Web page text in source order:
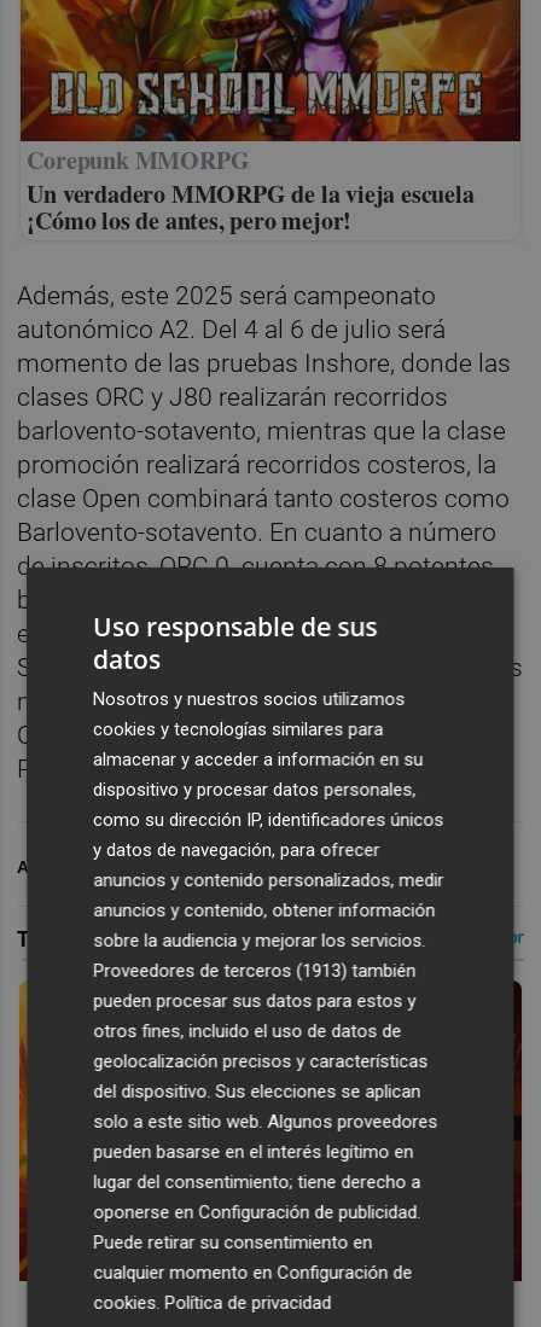
Corepunk MMORPG
Un verdadero MMORPG de la vieja escuela
¡Cómo los de antes, pero mejor!
Además, este 2025 será campeonato
autonómico A2. Del 4 al 6 de julio será
momento de las pruebas Inshore, donde las
clases ORC y J80 realizarán recorridos
barlovento-sotavento, mientras que la clase
promoción realizará recorridos costeros, la
clase Open combinará tanto costeros como
Barlovento-sotavento. En cuanto a número
de inscritos, ORC 0 cuenta con 8 potentes
barcos, ORC 1 con once rápidas
embarcaciones entre las que predominan
Swan 45, Swan 42 y DK46, ORC 2 será la más
numerosa con 19 embarcaciones, 13 en
ORC 3, 8 en ORC 4, 15 en Open, 11 en
Promoción y 9 MONOTIPOS J80.
ARCHIVADO EN
Corepunk MMORPG
Uso responsable de sus
datos
Nosotros y nuestros socios utilizamos
cookies y tecnologías similares para
almacenar y acceder a información en su
dispositivo y procesar datos personales,
como su dirección IP, identificadores únicos
y datos de navegación, para ofrecer
anuncios y contenido personalizados, medir
anuncios y contenido, obtener información
sobre la audiencia y mejorar los servicios.
Proveedores de terceros (1913) también
pueden procesar sus datos para estos y
otros fines, incluido el uso de datos de
geolocalización precisos y características
del dispositivo. Sus elecciones se aplican
solo a este sitio web. Algunos proveedores
pueden basarse en el interés legítimo en
lugar del consentimiento; tiene derecho a
oponerse enConfiguración de publicidad.
Puede retirar su consentimiento en
cualquier momento enConfiguración de
cookies.Política de privacidad